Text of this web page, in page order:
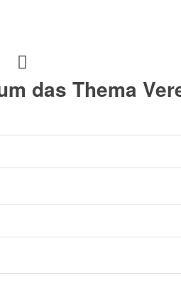
das Thema